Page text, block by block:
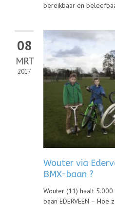
bereikbaar en
08
MRT
2017
Wouter via
BMX-baan ?
Wouter (11) haalt
baan EDERVEEN –